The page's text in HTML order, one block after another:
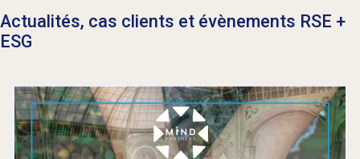
Actualités, cas clients et évènements RSE +
ESG